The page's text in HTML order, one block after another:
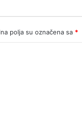
polja su označena sa *